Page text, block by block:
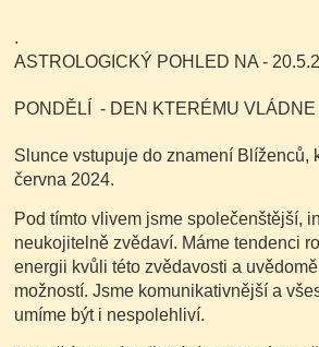
.
ASTROLOGICKÝ POHLED NA -
PONDĚLÍ - DEN KTERÉMU VLÁDNE
Slunce vstupuje do znamení Blíženců,
června 2024.
Pod tímto vlivem jsme společenštější,
neukojitelně zvědaví. Máme tendenci
energii kvůli této zvědavosti a
možností. Jsme komunikativnější a
umíme být i nespolehliví.